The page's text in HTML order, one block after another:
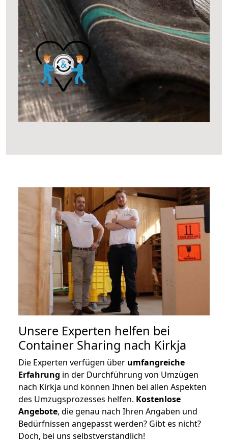
Unsere Experten helfen bei
Container Sharing nach Kirkja
Die Experten verfügen über umfangreiche
Erfahrung in der Durchführung von Umzügen
nach Kirkja und können Ihnen bei allen Aspekten
des Umzugsprozesses helfen. Kostenlose
Angebote, die genau nach Ihren Angaben und
Bedürfnissen angepasst werden? Gibt es nicht?
Doch, bei uns selbstverständlich!